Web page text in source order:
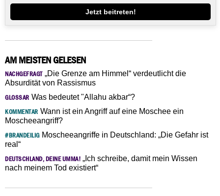
Jetzt beitreten!
AM MEISTEN GELESEN
NACHGEFRAGT„Die Grenze am Himmel“ verdeutlicht die
Absurdität von Rassismus
GLOSSAR Was bedeutet "Allahu akbar“?
KOMMENTAR Wann ist ein Angriff auf eine Moschee ein
Moscheeangriff?
#BRANDEILIGMoscheeangriffe in Deutschland: „Die Gefahr ist
real“
DEUTSCHLAND, DEINE UMMA! „Ich schreibe, damit mein Wissen
nach meinem Tod existiert“